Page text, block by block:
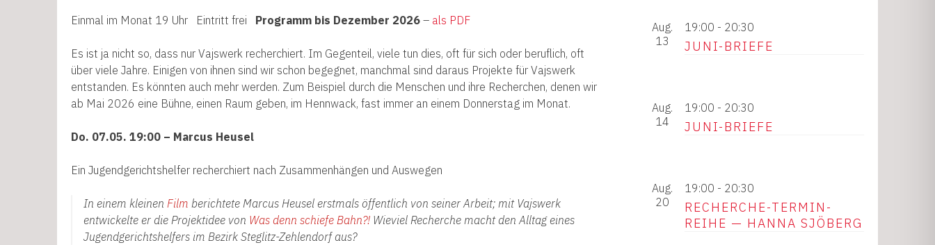
Einmal im Monat 19 Uhr Eintritt frei Programm bis Dezember 2026 – als PDF
Es ist ja nicht so, dass nur Vajswerk recherchiert. Im Gegenteil, viele tun dies, oft für sich oder beruflich, oft
über viele Jahre. Einigen von ihnen sind wir schon begegnet, manchmal sind daraus Projekte für Vajswerk
entstanden. Es könnten auch mehr werden. Zum Beispiel durch die Menschen und ihre Recherchen, denen wir
ab Mai 2026 eine Bühne, einen Raum geben, im Hennwack, fast immer an einem Donnerstag im Monat.
Do. 07.05. 19:00 – Marcus Heusel
Ein Jugendgerichtshelfer recherchiert nach Zusammenhängen und Auswegen
In einem kleinen Film berichtete Marcus Heusel erstmals öffentlich von seiner Arbeit; mit Vajswerk
entwickelte er die Projektidee von Was denn schiefe Bahn?! Wieviel Recherche macht den Alltageines
Jugendgerichtshelfers im Bezirk Steglitz-Zehlendorfaus?
Aug.
13
19:00 - 20:30
JUNI-BRIEFE
Aug.
14
19:00 - 20:30
JUNI-BRIEFE
Aug.
20
19:00 - 20:30
RECHERCHE-TERMIN-
REIHE — HANNA SJÖBERG